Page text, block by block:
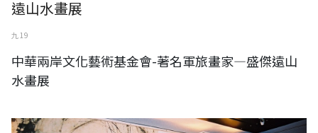
遠山水畫展
九 19
中華兩岸文化藝術基金會-著名軍旅畫家—盛傑遠山
水畫展
中華兩岸文化藝術基金會-中華兩岸近現代名家水墨大展